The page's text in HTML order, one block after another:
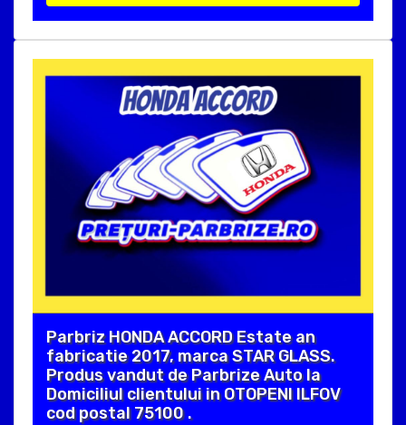
Parbriz HONDA ACCORD Estate an
fabricatie 2017, marca STAR GLASS.
Produs vandut de Parbrize Auto la
Domiciliul clientului in OTOPENI ILFOV
cod postal 75100 .